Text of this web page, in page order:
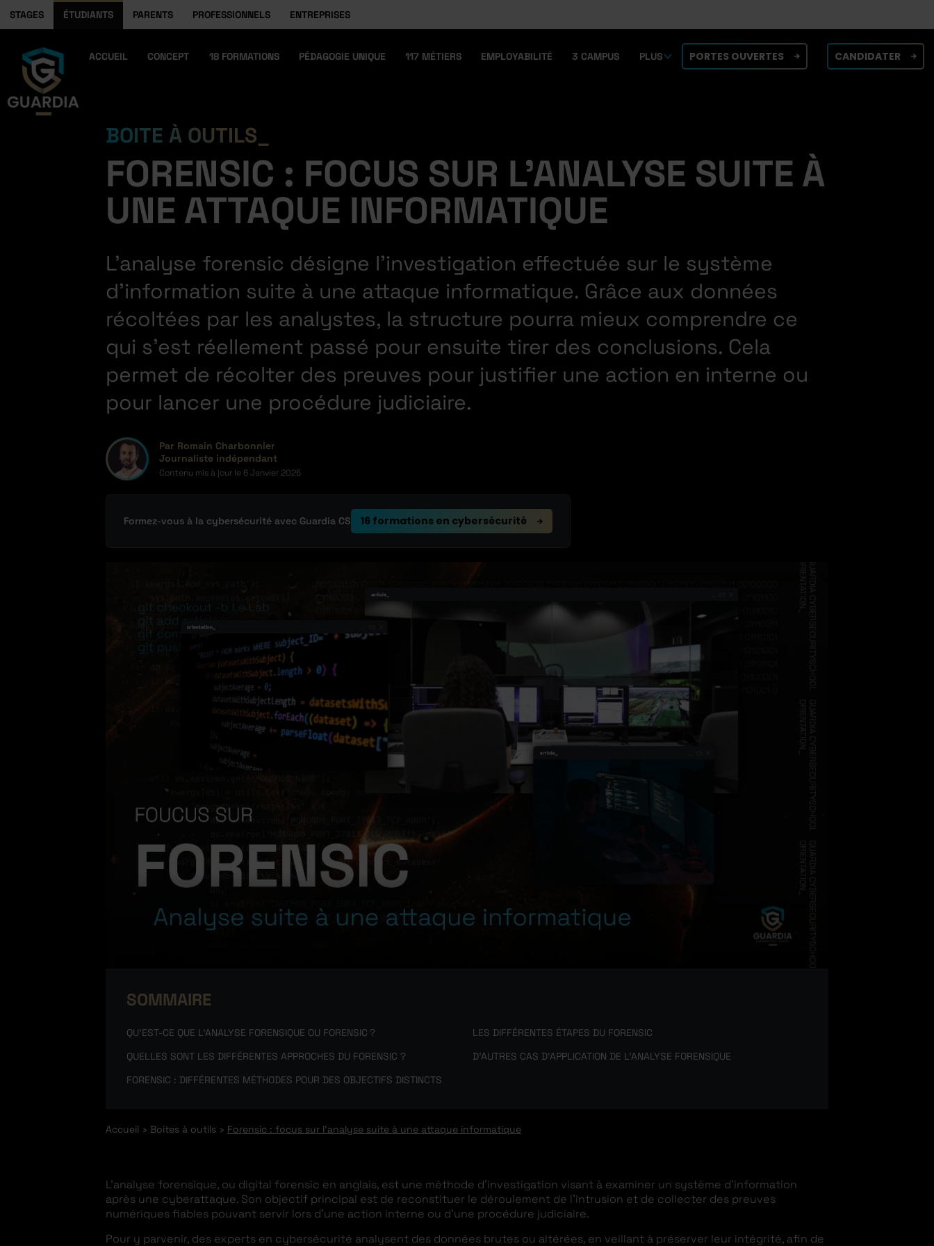
STAGES ÉTUDIANTS PARENTS PROFESSIONNELS ENTREPRISES
ACCUEIL CONCEPT 18 FORMATIONS PÉDAGOGIE UNIQUE 117 MÉTIERS EMPLOYABILITÉ 3 CAMPUS PLUS PORTES OUVERTES CANDIDATER
BOITE À OUTILS
FORENSIC : FOCUS SUR L'ANALYSE SUITE À
UNE ATTAQUE INFORMATIQUE
L’analyse forensic désigne l’investigation effectuée sur le système
d’information suite à une attaque informatique. Grâce aux données
récoltées par les analystes, la structure pourra mieux comprendre ce
qui s’est réellement passé pour ensuite tirer des conclusions. Cela
permet de récolter des preuves pour justifier une action en interne ou
pour lancer une procédure judiciaire.
Par Romain Charbonnier
Journaliste indépendant
Contenu mis à jour le 6 Janvier 2025
Formez-vous à la cybersécurité avec Guardia CS 16 formations en cybersécurité
SOMMAIRE
QU’EST-CE QUE L’ANALYSE FORENSIQUE OU FORENSIC ?
QUELLES SONT LES DIFFÉRENTES APPROCHES DU FORENSIC ?
FORENSIC : DIFFÉRENTES MÉTHODES POUR DES OBJECTIFS DISTINCTS
LES DIFFÉRENTES ÉTAPES DU FORENSIC
D’AUTRES CAS D’APPLICATION DE L’ANALYSE FORENSIQUE
Accueil Boites à outils Forensic : focus sur l'analyse suite à une attaque informatique
L’analyse forensique, ou digital forensic en anglais, est une méthode d’investigation visant à examiner un système d’information
après une cyberattaque. Son objectif principal est de reconstituer le déroulement de l’intrusion et de collecter des preuves
numériques fiables pouvant servir lors d’une action interne ou d’une procédure judiciaire.
Pour y parvenir, des experts en cybersécurité analysent des données brutes ou altérées, en veillant à préserver leur intégrité, afin de